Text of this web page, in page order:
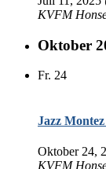
KVFM
Oktober
Fr. 24
Jazz
Oktober 24,
KVFM